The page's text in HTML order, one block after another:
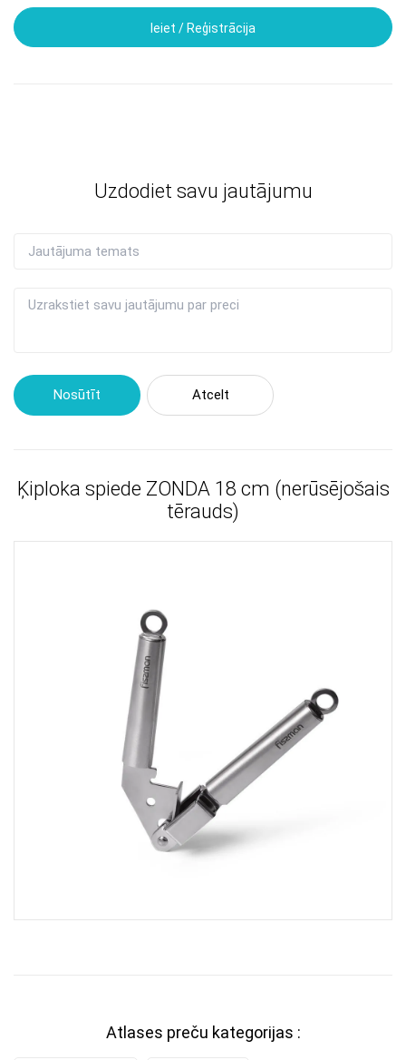
Ieiet / Reģistrācija
Uzdodiet savu jautājumu
Nosūtīt Atcelt
Ķiploka spiede ZONDA 18 cm (nerūsējošais
tērauds)
Atlases preču kategorijas :